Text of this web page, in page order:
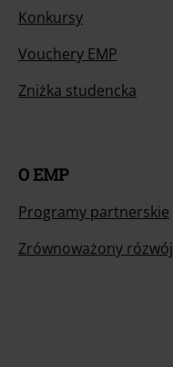
Konkursy
Vouchery EMP
Zniżka studencka
O EMP
Programy partnerskie
Zrównoważony rózwój